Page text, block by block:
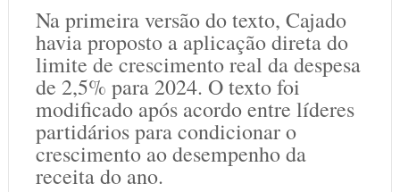
Na primeira versão do texto, Cajado
havia proposto a aplicação direta do
limite de crescimento real da despesa
de 2,5% para 2024. O texto foi
modificado após acordo entre líderes
partidários para condicionar o
crescimento ao desempenho da
receita do ano.